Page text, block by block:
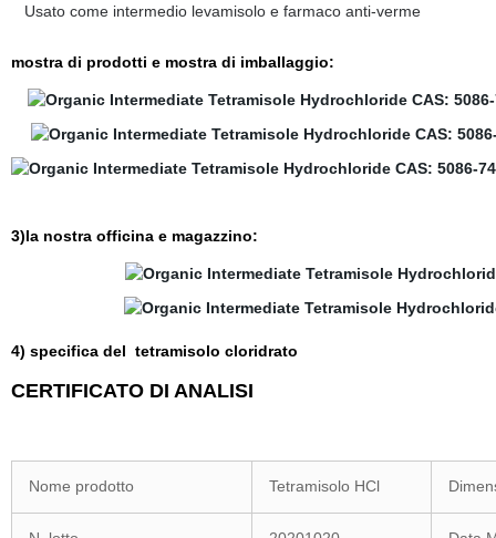
Usato come intermedio levamisolo e farmaco anti-verme
mostra di prodotti e mostra di imballaggio:
3)la nostra officina e magazzino:
4) specifica del tetramisolo cloridrato
CERTIFICATO DI ANALISI
Nome prodotto Tetramisolo HCl